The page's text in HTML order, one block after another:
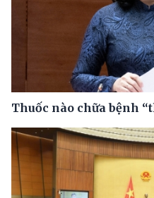
Thuốc nào chữa bệnh